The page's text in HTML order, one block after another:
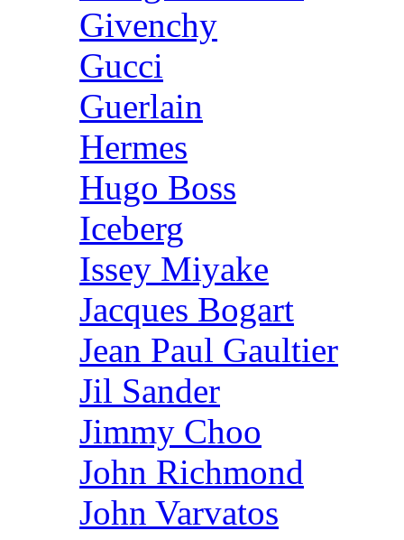
Givenchy
Gucci
Guerlain
Hermes
Hugo Boss
Iceberg
Issey Miyake
Jacques Bogart
Jean Paul Gaultier
Jil Sander
Jimmy Choo
John Richmond
John Varvatos